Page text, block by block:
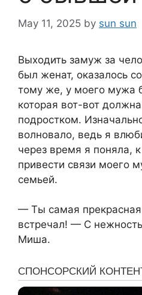
May 11, 2025 by sun sun
Выходить замуж за
был женат, оказалось
тому же, у моего мужа
которая вот-вот
подростком.
волновало, ведь я
через время я поняла,
привести связи моего
семьей.
— Ты самая
встречал! — С
Миша.